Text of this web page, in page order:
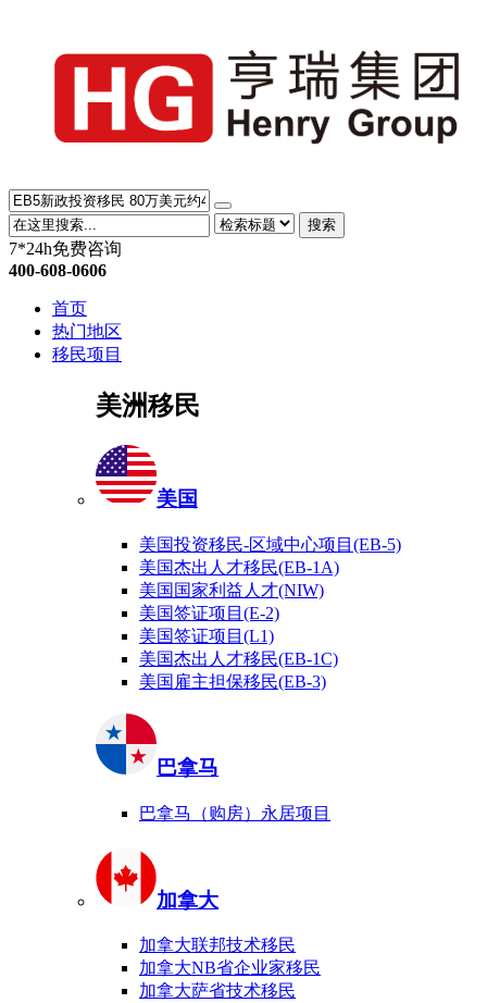
搜索
7*24h免费咨询
400-608-0606
首页
热门地区
移民项目
美洲移民
美国
美国投资移民-区域中心项目(EB-5)
美国杰出人才移民(EB-1A)
美国国家利益人才(NIW)
美国签证项目(E-2)
美国签证项目(L1)
美国杰出人才移民(EB-1C)
美国雇主担保移民(EB-3)
巴拿马
巴拿马（购房）永居项目
加拿大
加拿大联邦技术移民
加拿大NB省企业家移民
加拿大萨省技术移民